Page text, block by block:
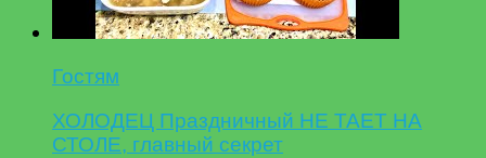
Гостям
ХОЛОДЕЦ Праздничный НЕ ТАЕТ НА
СТОЛЕ, главный секрет